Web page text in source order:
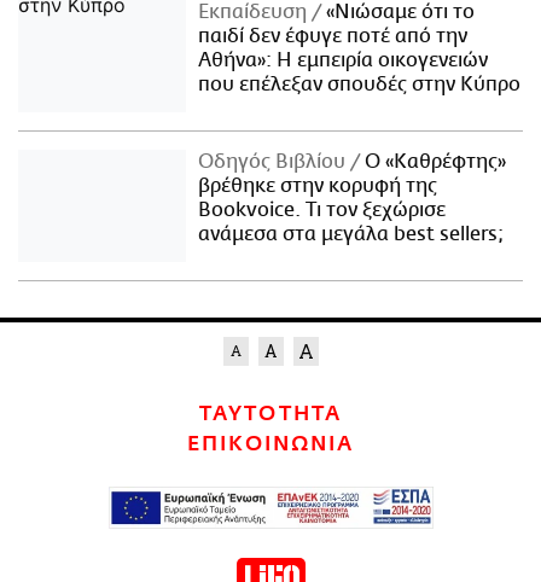
Εκπαίδευση
«Νιώσαμε ότι το
παιδί δεν έφυγε ποτέ από την
Αθήνα»: Η εμπειρία οικογενειών
που επέλεξαν σπουδές στην Κύπρο
Οδηγός Βιβλίου
Ο «Καθρέφτης»
βρέθηκε στην κορυφή της
Bookvoice. Τι τον ξεχώρισε
ανάμεσα στα μεγάλα best sellers;
ΤΑΥΤΟΤΗΤΑ
ΕΠΙΚΟΙΝΩΝΙΑ